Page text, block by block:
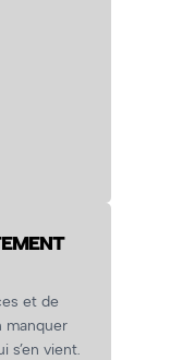
et de
manquer
vient.